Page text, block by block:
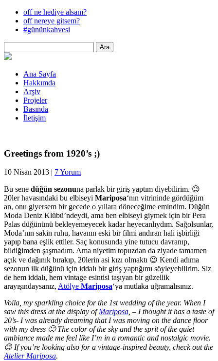
off ne hediye alsam?
off nereye gitsem?
#gününkahvesi
Ana Sayfa
Hakkımda
Arşiv
Projeler
Basında
İletişim
Greetings from 1920’s ;)
10 Nisan 2013 | 7 Yorum
Bu sene düğün sezonuna parlak bir giriş yaptım diyebilirim. 😉
20ler havasındaki bu elbiseyi Mariposa‘nın vitrininde gördüğüm
an, onu giyersem bir gecede o yıllara döneceğime emindim. Düğün
Moda Deniz Klübü’ndeydi, ama ben elbiseyi giymek için bir Pera
Palas düğününü bekleyemeyecek kadar heyecanlıydım. Sağolsunlar,
Moda’nın sakin ruhu, havanın eski bir filmi andıran hali işbirliği
yapıp bana eşlik ettiler. Saç konusunda yine tutucu davranıp,
bildiğimden şaşmadım. Ama niyetim topuzdan da ziyade tamamen
açık ve dağınık bırakıp, 20lerin asi kızı olmaktı 😉 Kendi adıma
sezonun ilk düğünü için iddalı bir giriş yaptığımı söyleyebilirim. Siz
de hem iddalı, hem vintage esintisi taşıyan bir güzellik
arayışındaysanız, Atölye Mariposa‘ya mutlaka uğramalısınız.
Voila, my sparkling choice for the 1st wedding of the year. When I
saw this dress at the display ofMariposa, – I thought it has a taste of
20’s- I was already dreaming that I was moving on the dance floor
with my dress 🙂 The color of the sky and the sprit of the quiet
ambiance made me feel like I’m in a romantic and nostalgic movie.
😉 If you’re looking also for a vintage-inspired beauty, check out the
Atelier Mariposa.